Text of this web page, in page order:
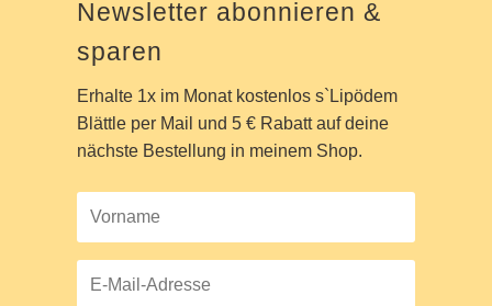
Newsletter abonnieren &
sparen
Erhalte 1x im Monat kostenlos s`Lipödem
Blättle per Mail und 5 € Rabatt auf deine
nächste Bestellung in meinem Shop.